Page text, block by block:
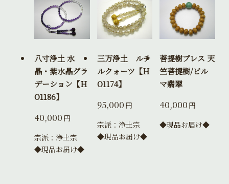
八寸浄土 水
晶・紫水晶グラ
デーション【H
O1186】
40,000 円
宗派：浄土宗
◆現品お届け◆
三万浄土 ルチ
ルクォーツ【H
O1174】
95,000 円
宗派：浄土宗
◆現品お届け◆
菩提樹ブレス 天
竺菩提樹/ビル
マ翡翠
40,000 円
◆現品お届け◆